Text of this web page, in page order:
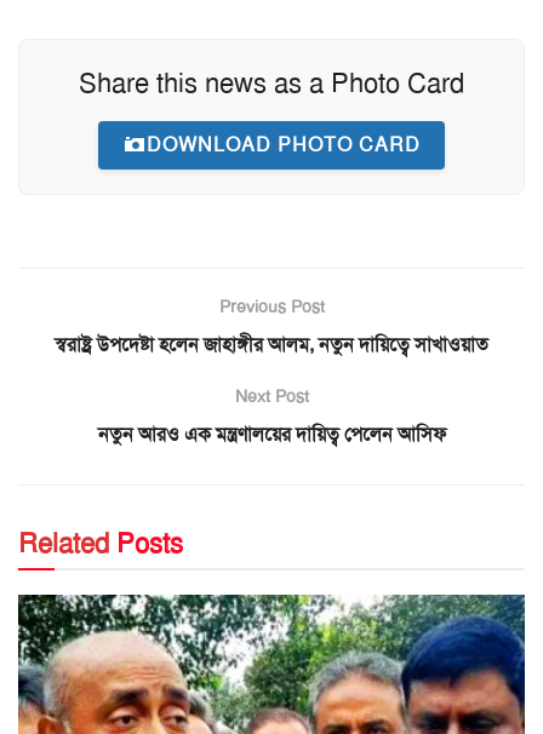
Share this news as a Photo Card
DOWNLOAD PHOTO CARD
Previous Post
স্বরাষ্ট্র উপদেষ্টা হলেন জাহাঙ্গীর আলম, নতুন দায়িত্বে সাখাওয়াত
Next Post
নতুন আরও এক মন্ত্রণালয়ের দায়িত্ব পেলেন আসিফ
Related Posts